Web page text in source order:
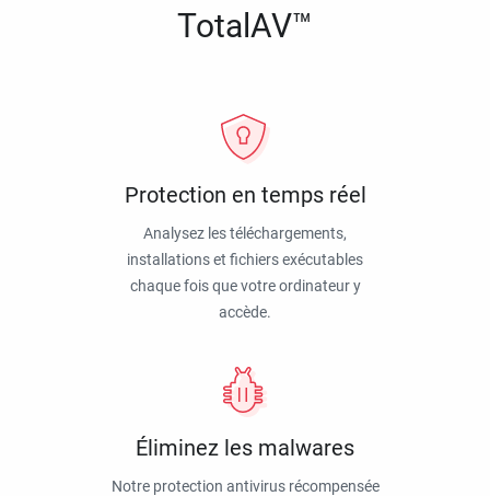
TotalAV™
Protection en temps réel
Analysez les téléchargements,
installations et fichiers exécutables
chaque fois que votre ordinateur y
accède.
Éliminez les malwares
Notre protection antivirus récompensée